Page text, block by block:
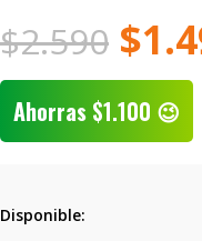
$2.590 $
Ahorras $1.100 😉
Disponible: